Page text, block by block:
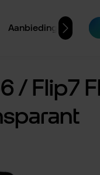
Aanbiedingen
/ Flip7